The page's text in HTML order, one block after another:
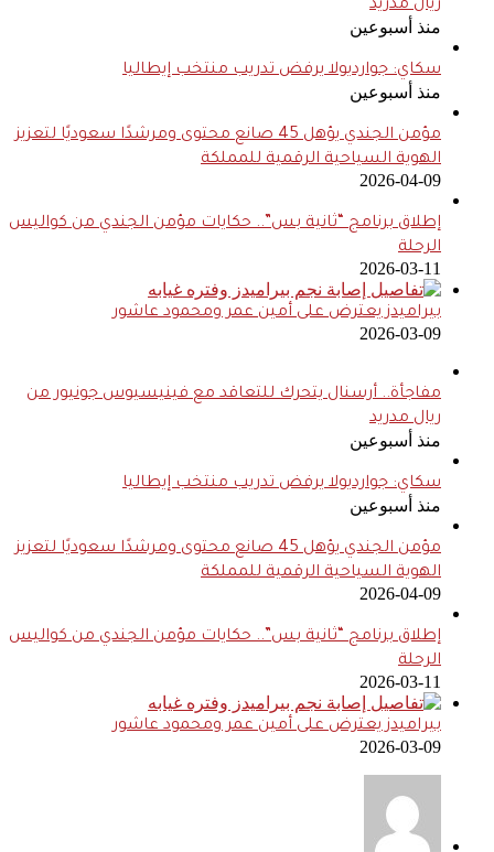
ريال مدريد
منذ أسبوعين
سكاي: جوارديولا يرفض تدريب منتخب إيطاليا
منذ أسبوعين
مؤمن الجندي يؤهل 45 صانع محتوى ومرشدًا سعوديًا لتعزيز
الهوية السياحية الرقمية للمملكة
2026-04-09
إطلاق برنامج “ثانية بس”.. حكايات مؤمن الجندي من كواليس
الرحلة
2026-03-11
بيراميدز يعترض على أمين عمر ومحمود عاشور
2026-03-09
مفاجأة.. أرسنال يتحرك للتعاقد مع فينيسيوس جونيور من
ريال مدريد
منذ أسبوعين
سكاي: جوارديولا يرفض تدريب منتخب إيطاليا
منذ أسبوعين
مؤمن الجندي يؤهل 45 صانع محتوى ومرشدًا سعوديًا لتعزيز
الهوية السياحية الرقمية للمملكة
2026-04-09
إطلاق برنامج “ثانية بس”.. حكايات مؤمن الجندي من كواليس
الرحلة
2026-03-11
بيراميدز يعترض على أمين عمر ومحمود عاشور
2026-03-09